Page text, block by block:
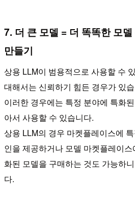
7. 더 큰 모델 = 더 똑똑한 모
만들기
상용 LLM이 범용적으로 사용할 수
대해서는 신뢰하기 힘든 경우가 있
이러한 경우에는 특정 분야에 특화
아서 사용할 수 있습니다.
상용 LLM의 경우 마켓플레이스에
인을 제공하거나 모델 마켓플레이
화된 모델을 구매하는 것도 가능하
다.